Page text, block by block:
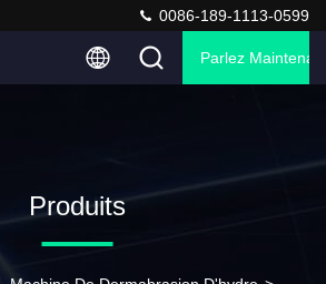
0086-189-1113-0599
Parlez
Produits